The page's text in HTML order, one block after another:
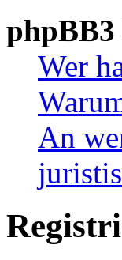
phpBB3
Wer
An